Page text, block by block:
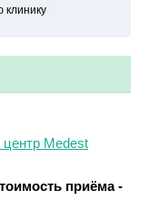
клинику
Medest
приёма -